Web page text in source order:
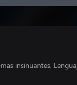
insinuantes,